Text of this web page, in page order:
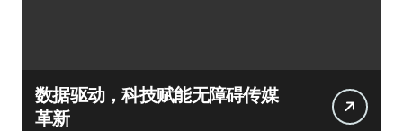
数据驱动，科技赋能无障碍传媒
革新